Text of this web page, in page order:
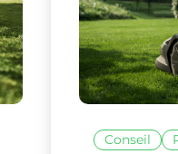
utilise des
Conseil